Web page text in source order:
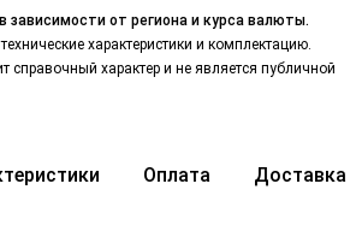
зависимости от региона и курса валюты.
характеристики и комплектацию.
справочный характер и не является публичной
Оплата Доставка